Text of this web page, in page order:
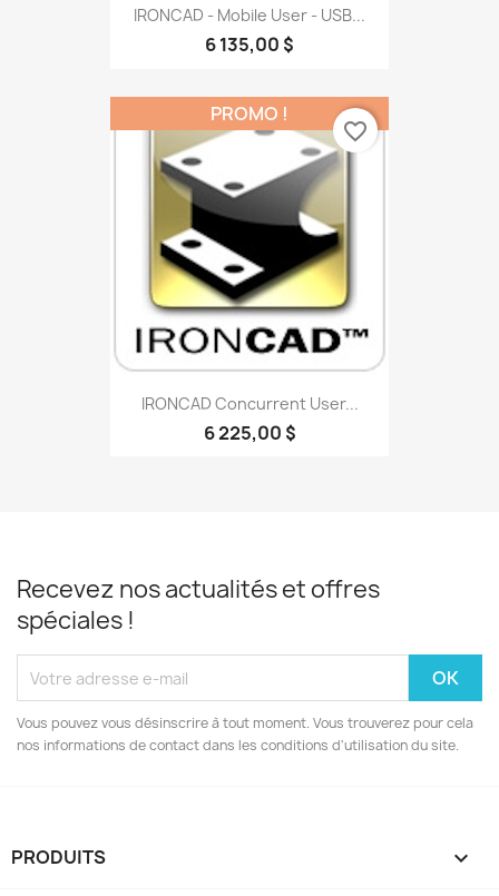
IRONCAD - Mobile User - USB...
6 135,00 $
IRONCAD Concurrent User...
6 225,00 $
PROMO !
favorite_border
Recevez nos actualités et offres
spéciales !
Vous pouvez vous désinscrire à tout moment. Vous trouverez pour cela
nos informations de contact dans les conditions d'utilisation du site.
PRODUITS 